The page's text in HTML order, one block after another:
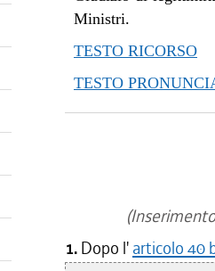
Ministri.
TESTO RICORSO
TESTO
1. Dopo l' articolo 40